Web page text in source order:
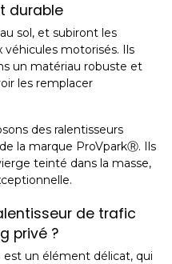
durable
sol, et subiront les
motorisés. Ils
un matériau robuste et
les remplacer
des ralentisseurs
la marque ProVparkⓇ. Ils
teinté dans la masse,
de trafic
privé ?
est un élément délicat, qui